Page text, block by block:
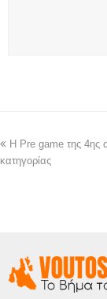
Η Pre game της 4ης
κατηγορίας